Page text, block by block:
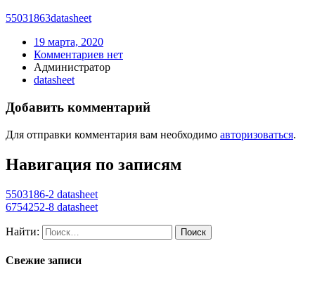
55031863datasheet
19 марта, 2020
Комментариев нет
Администратор
datasheet
Добавить комментарий
Для отправки комментария вам необходимо авторизоваться.
Навигация по записям
5503186-2 datasheet
6754252-8 datasheet
Найти:
Свежие записи